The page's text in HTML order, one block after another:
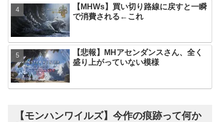
【MHWs】買い切り路線に戻すと一瞬
で消費される←これ
【悲報】MHアセンダンスさん、全く
盛り上がっていない模様
【モンハンワイルズ】今作の痕跡って何か